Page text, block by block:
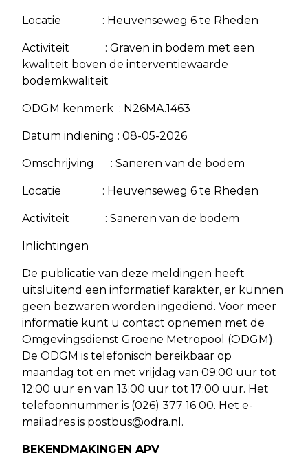
Locatie : Heuvenseweg 6 te Rheden
Activiteit : Graven in bodem met een
kwaliteit boven de interventiewaarde
bodemkwaliteit
ODGM kenmerk : N26MA.1463
Datum indiening : 08-05-2026
Omschrijving : Saneren van de bodem
Locatie : Heuvenseweg 6 te Rheden
Activiteit : Saneren van de bodem
Inlichtingen
De publicatie van deze meldingen heeft
uitsluitend een informatief karakter, er kunnen
geen bezwaren worden ingediend. Voor meer
informatie kunt u contact opnemen met de
Omgevingsdienst Groene Metropool (ODGM).
De ODGM is telefonisch bereikbaar op
maandag tot en met vrijdag van 09:00 uur tot
12:00 uur en van 13:00 uur tot 17:00 uur. Het
telefoonnummer is (026) 377 16 00. Het e-
mailadres is postbus@odra.nl .
BEKENDMAKINGEN APV